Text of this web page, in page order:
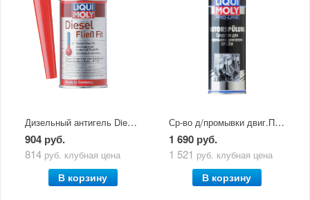
Дизельный антигель Diesel Fliess-Fit (0,15л) 1877
904 руб.
814 руб. клубная цена
В корзину
Ср-во д/промывки двиг.Профи Pro-Line Motorspulung (0,5л) 7507
1 690 руб.
1 521 руб. клубная цена
В корзину